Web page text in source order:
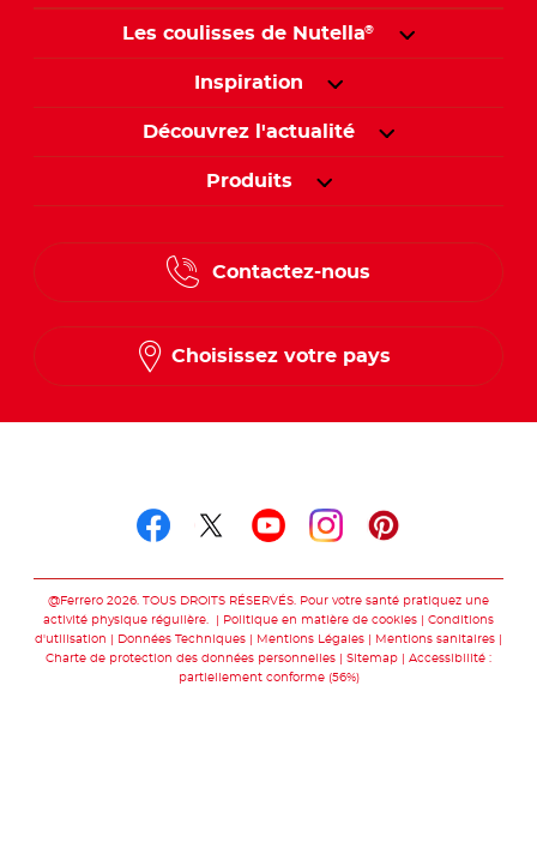
Les coulisses de Nutella®
Inspiration
Découvrez l'actualité
Produits
Contactez-nous
Choisissez votre pays
@Ferrero 2026. TOUS DROITS RÉSERVÉS. Pour votre santé pratiquez une
activité physique régulière.
Politique en matière de cookies
Conditions
d'utilisation
Données Techniques Mentions Légales
Mentions sanitaires
Charte de protection des données personnelles
Sitemap
Accessibilité :
partiellement conforme (56%)